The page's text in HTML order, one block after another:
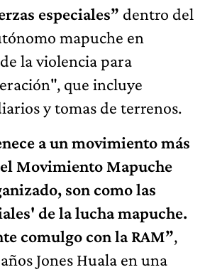
especiales” dentro del
mapuche en
la violencia para
que incluye
y tomas de terrenos.
a un movimiento más
Movimiento Mapuche
son como las
de la lucha mapuche.
comulgo con la RAM”,
Jones Huala en una